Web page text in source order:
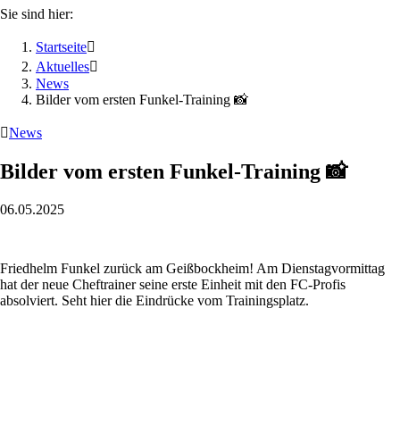
Sie sind hier:
Startseite
Aktuelles
News
Bilder vom ersten Funkel-Training 📸
News
Bilder vom ersten Funkel-Training 📸
06.05.2025
Friedhelm Funkel zurück am Geißbockheim! Am Dienstagvormittag
hat der neue Cheftrainer seine erste Einheit mit den FC-Profis
absolviert. Seht hier die Eindrücke vom Trainingsplatz.